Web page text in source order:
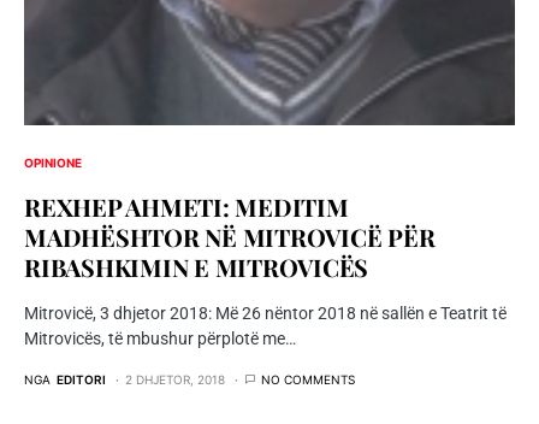
OPINIONE
REXHEP AHMETI: MEDITIM
MADHËSHTOR NË MITROVICË PËR
RIBASHKIMIN E MITROVICËS
Mitrovicë, 3 dhjetor 2018: Më 26 nëntor 2018 në sallën e Teatrit të
Mitrovicës, të mbushur përplotë me…
NGA EDITORI 2 DHJETOR, 2018 NO COMMENTS